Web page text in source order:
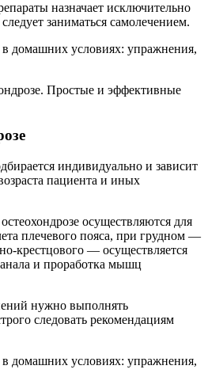
назначает исключительно
заниматься самолечением.
Простые и эффективные
индивидуально и зависит
пациента и иных
осуществляются для
плечевого пояса, при грудном —
крестцового — осуществляется
и проработка мышц
нужно выполнять
следовать рекомендациям